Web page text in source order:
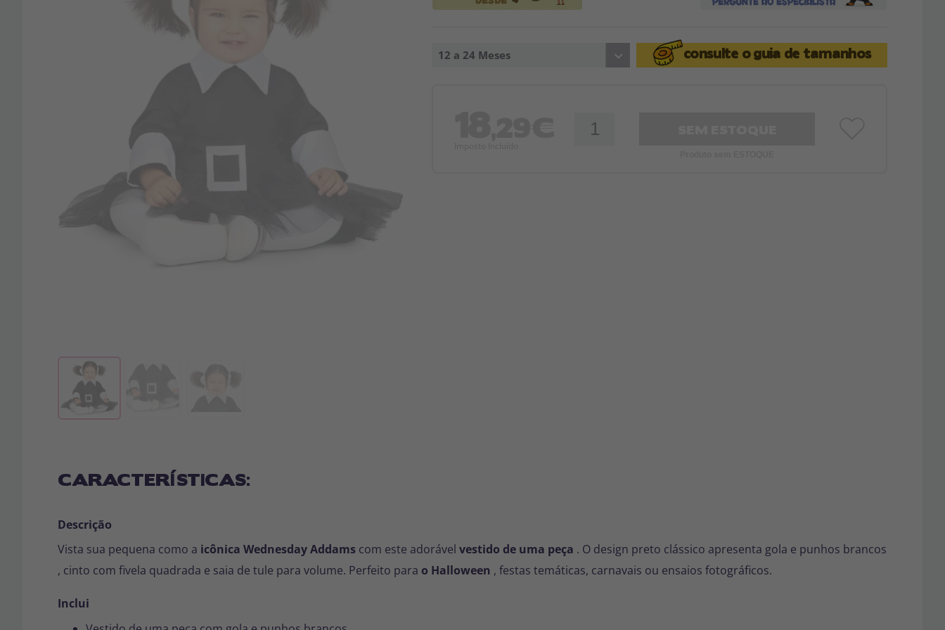
12 a 24 Meses consulte oguia de tamanhos
CARACTERÍSTICAS:
Descrição
Vista sua pequena como a icônica Wednesday Addams com este adorável vestido de uma peça . O design preto clássico apresenta gola e punhos brancos
, cinto com fivela quadrada e saia de tule para volume. Perfeito para o Halloween , festas temáticas, carnavais ou ensaios fotográficos.
Inclui